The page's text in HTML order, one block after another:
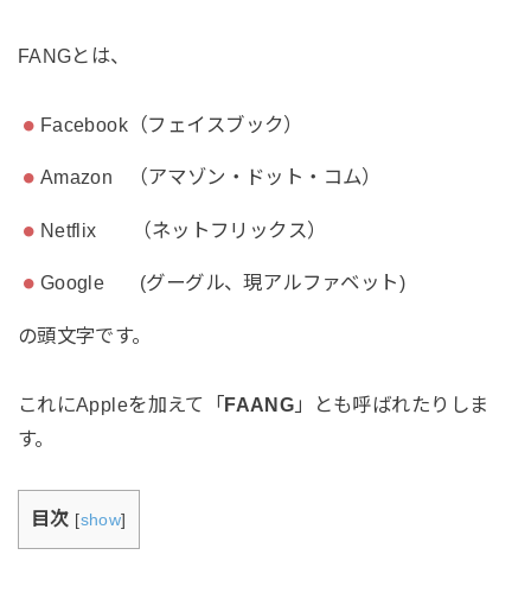
FANGとは、
Facebook（フェイスブック）
Amazon （アマゾン・ドット・コム）
Netflix （ネットフリックス）
Google (グーグル、現アルファベット)
の頭文字です。
これにAppleを加えて「FAANG 」とも呼ばれたりしま
す。
目次 [show]